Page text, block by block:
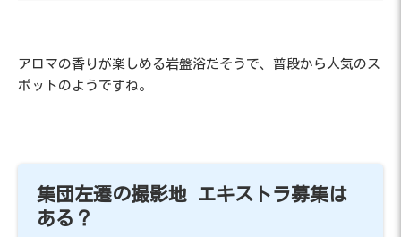
アロマの香りが楽しめる岩盤浴だそうで、普段から人気のス
ポットのようですね。
集団左遷の撮影地 エキストラ募集は
ある？